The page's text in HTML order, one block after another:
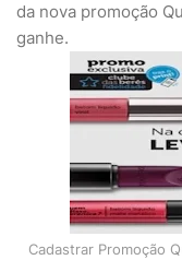
da nova promoção
ganhe.
Cadastrar Promoção